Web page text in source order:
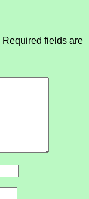
Required fields are